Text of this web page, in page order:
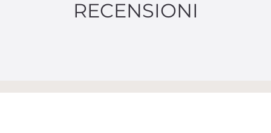
RECENSIONI